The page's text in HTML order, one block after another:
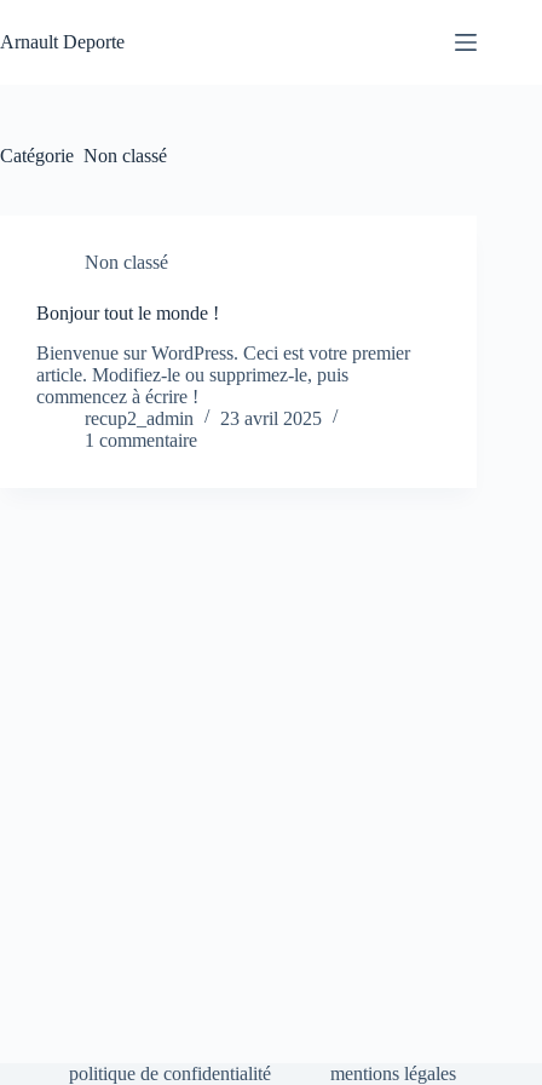
Arnault Deporte
Catégorie Non classé
Non classé
Bonjour tout le monde !
Bienvenue sur WordPress. Ceci est votre premier
article. Modifiez-le ou supprimez-le, puis
commencez à écrire !
recup2_admin
23 avril 2025
1 commentaire
politique de confidentialité mentions légales